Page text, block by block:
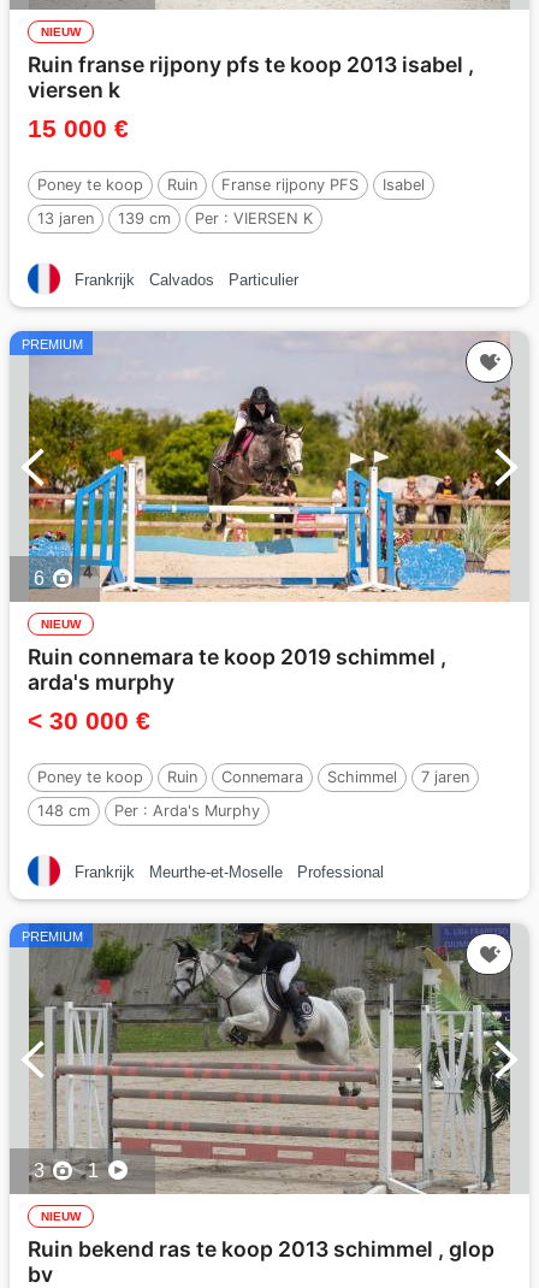
NIEUW
Ruin franse rijpony pfs te koop 2013 isabel ,
viersen k
15 000 €
Poney te koop Ruin Franse rijpony PFS
Isabel
13 jaren
139 cm Per : VIERSEN K
Frankrijk Calvados Particulier
PREMIUM
6
NIEUW
Ruin connemara te koop 2019 schimmel ,
arda's murphy
< 30 000 €
Poney te koop Ruin Connemara Schimmel
7 jaren
148 cm
Per : Arda's Murphy
Frankrijk Meurthe-et-Moselle Professional
PREMIUM
3 1
NIEUW
Ruin bekend ras te koop 2013 schimmel , glop
bv